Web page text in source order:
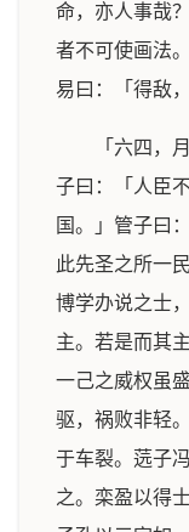
命，亦人事哉
者不可使画法
易曰：「得敌
「六四，
子曰：「人臣
国。」管子曰
此先圣之所一
博学办说之士
主。若是而其
一己之威权虽
驱，祸败非轻
于车裂。䓕子
之。栾盈以得